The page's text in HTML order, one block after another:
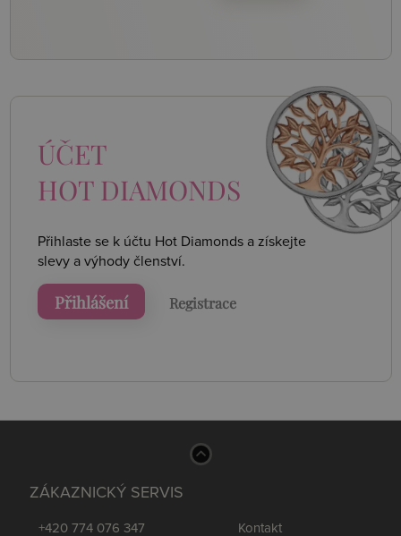
ÚČET
HOT DIAMONDS
Přihlaste se k účtu Hot Diamonds a získejte
slevy a výhody členství.
Přihlášení Registrace
ZÁKAZNICKÝ SERVIS
+420 774 076 347 Kontakt